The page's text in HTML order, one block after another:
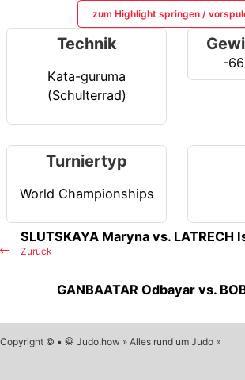
zum Highlight springen /
Technik
Kata-guruma
(Schulterrad)
-
Turniertyp
World Championships
Zurück
SLUTSKAYA Maryna vs. LATRECH
GANBAATAR Odbayar vs.
Copyright © • 🥋 Judo.how » Alles rund um Judo «